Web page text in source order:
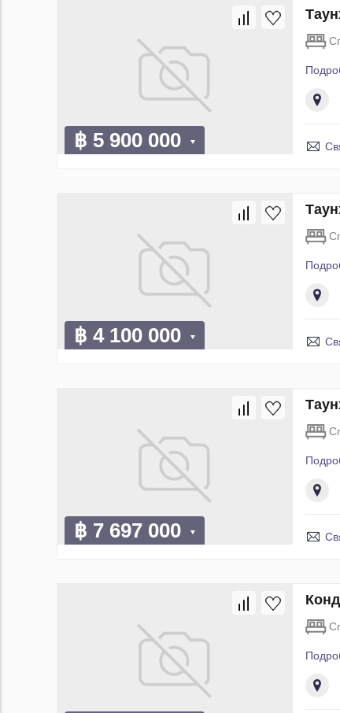
฿ 5 900 000
฿ 4 100 000
฿ 7 697 000